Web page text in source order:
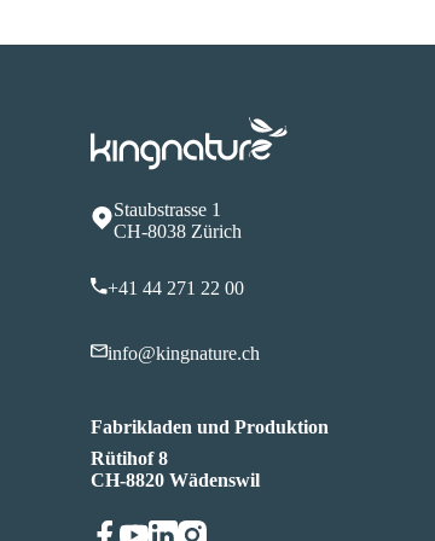
Staubstrasse 1
CH-8038 Zürich
+41 44 271 22 00
info@kingnature.ch
Fabrikladen und Produktion
Rütihof 8
CH-8820 Wädenswil